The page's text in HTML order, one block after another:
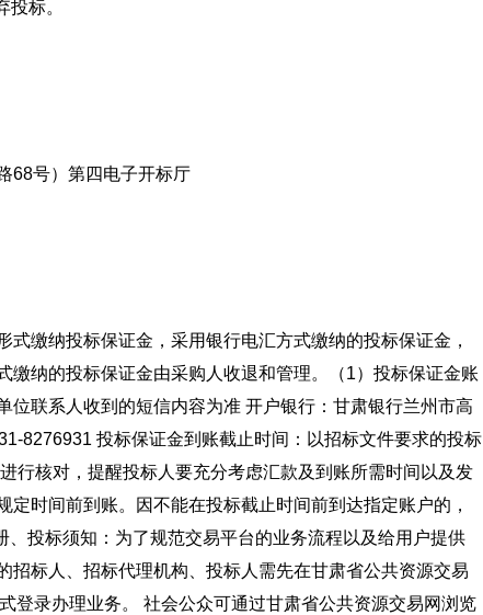
标。
号）第四电子开标厅
缴纳投标保证金，采用银行电汇方式缴纳的投标保证金，
纳的投标保证金由采购人收退和管理。（1）投标保证金账
位联系人收到的短信内容为准 开户银行：甘肃银行兰州市高
8276931 投标保证金到账截止时间：以招标文件要求的投标
行核对，提醒投标人要充分考虑汇款及到账所需时间以及发
时间前到账。因不能在投标截止时间前到达指定账户的，
投标须知：为了规范交易平台的业务流程以及给用户提供
标人、招标代理机构、投标人需先在甘肃省公共资源交易
登录办理业务。 社会公众可通过甘肃省公共资源交易网浏览